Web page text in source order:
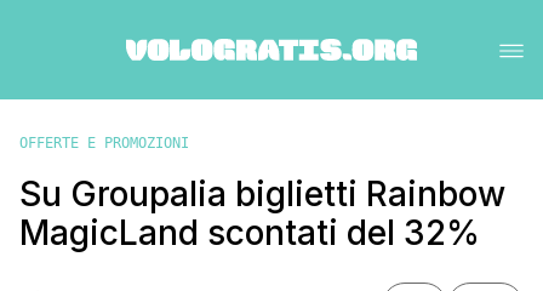
OFFERTE E PROMOZIONI
Su Groupalia biglietti Rainbow
MagicLand scontati del 32%